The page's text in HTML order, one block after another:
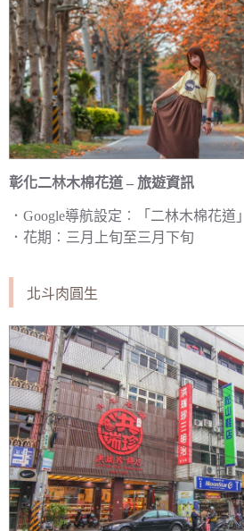
彰化二林木棉花道 – 旅遊資訊
．Google導航設定︰「二林木棉花道」
．花期︰三月上旬至三月下旬
北斗肉圓生